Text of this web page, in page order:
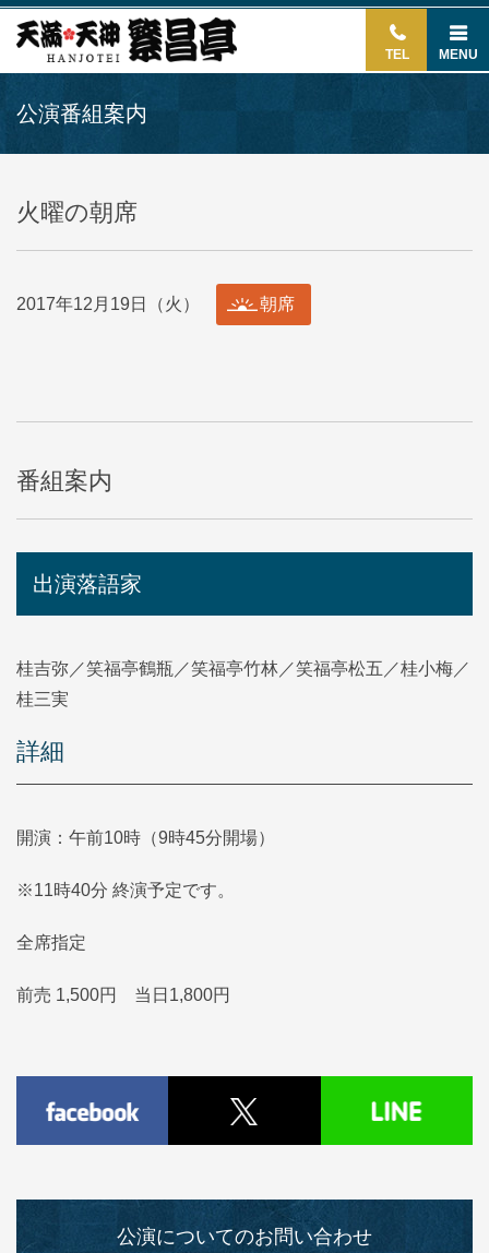
TEL MENU
公演番組案内
火曜の朝席
2017年12月19日（火） 朝席
番組案内
出演落語家
桂吉弥／笑福亭鶴瓶／笑福亭竹林／笑福亭松五／桂小梅／
桂三実
詳細
開演：午前10時（9時45分開場）
※11時40分 終演予定です。
全席指定
前売 1,500円 当日1,800円
公演についてのお問い合わせ